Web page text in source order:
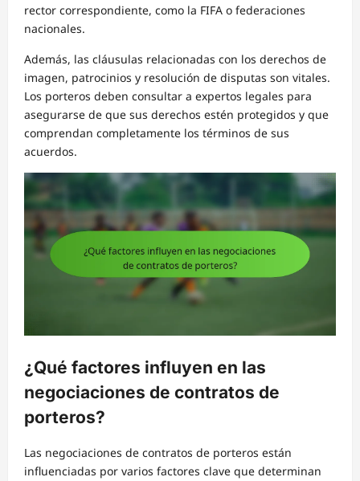
rector correspondiente, como la FIFA o federaciones
nacionales.
Además, las cláusulas relacionadas con los derechos de
imagen, patrocinios y resolución de disputas son vitales.
Los porteros deben consultar a expertos legales para
asegurarse de que sus derechos estén protegidos y que
comprendan completamente los términos de sus
acuerdos.
¿Qué factores influyen en las
negociaciones de contratos de
porteros?
Las negociaciones de contratos de porteros están
influenciadas por varios factores clave que determinan